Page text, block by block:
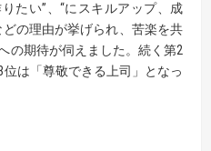
たい”、“にスキルアップ、成
の理由が挙げられ、苦楽を共
の期待が伺えました。続く第2
は「尊敬できる上司」となっ